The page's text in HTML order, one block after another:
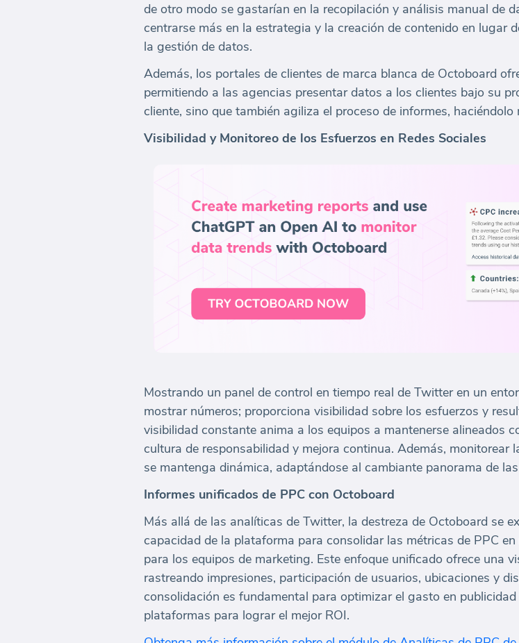
de otro modo se gastarían en la recopilación y análisis manual de
centrarse más en la estrategia y la creación de contenido en lugar
la gestión de datos.
Además, los portales de clientes de marca blanca de Octoboard
permitiendo a las agencias presentar datos a los clientes bajo su
cliente, sino que también agiliza el proceso de informes,
Visibilidad y Monitoreo de los Esfuerzos en Redes Sociales
Mostrando un panel de control en tiempo real de Twitter en un
mostrar números; proporciona visibilidad sobre los esfuerzos y
visibilidad constante anima a los equipos a mantenerse alineados
cultura de responsabilidad y mejora continua. Además,
se mantenga dinámica, adaptándose al cambiante panorama de
Informes unificados de PPC con Octoboard
Más allá de las analíticas de Twitter, la destreza de Octoboard se
capacidad de la plataforma para consolidar las métricas de PPC
para los equipos de marketing. Este enfoque unificado ofrece una
rastreando impresiones, participación de usuarios, ubicaciones y
consolidación es fundamental para optimizar el gasto en
plataformas para lograr el mejor ROI.